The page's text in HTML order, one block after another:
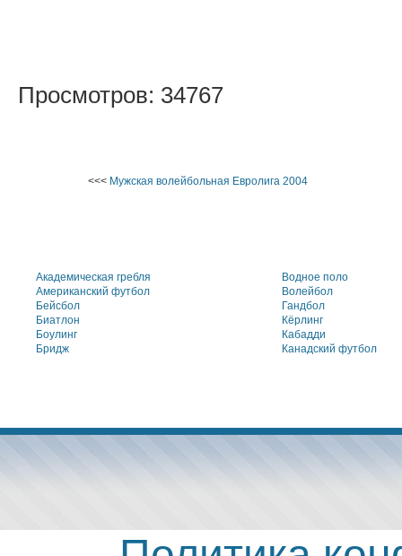
Просмотров: 34767
<<< Мужская волейбольная Евролига 2004
Академическая гребля
Американский футбол
Бейсбол
Биатлон
Боулинг
Бридж
Водное поло
Волейбол
Гандбол
Кёрлинг
Кабадди
Канадский футбол